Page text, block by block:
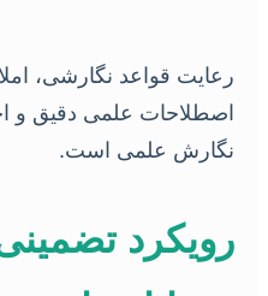
رعایت قواعد نگارشی،
اصطلاحات علمی دقیق و
نگارش علمی است.
رویکرد